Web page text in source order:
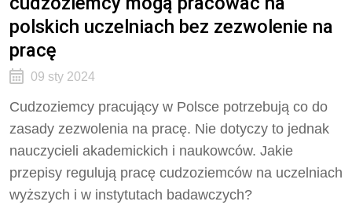
polskich uczelniach bez zezwolenie na
pracę
09 sty 2024
Cudzoziemcy pracujący w Polsce potrzebują co do
zasady zezwolenia na pracę. Nie dotyczy to jednak
nauczycieli akademickich i naukowców. Jakie
przepisy regulują pracę cudzoziemców na uczelniach
wyższych i w instytutach badawczych?